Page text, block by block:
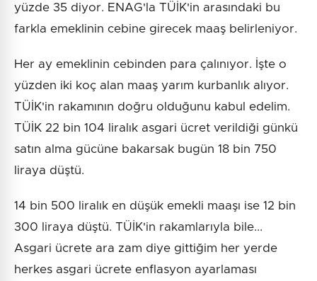
yüzde 35 diyor. ENAG'la TÜİK'in arasındaki bu
farkla emeklinin cebine girecek maaş belirleniyor.
Her ay emeklinin cebinden para çalınıyor. İşte o
yüzden iki koç alan maaş yarım kurbanlık alıyor.
TÜİK'in rakamının doğru olduğunu kabul edelim.
TÜİK 22 bin 104 liralık asgari ücret verildiği günkü
satın alma gücüne bakarsak bugün 18 bin 750
liraya düştü.
14 bin 500 liralık en düşük emekli maaşı ise 12 bin
300 liraya düştü. TÜİK'in rakamlarıyla bile...
Asgari ücrete ara zam diye gittiğim her yerde
herkes asgari ücrete enflasyon ayarlaması